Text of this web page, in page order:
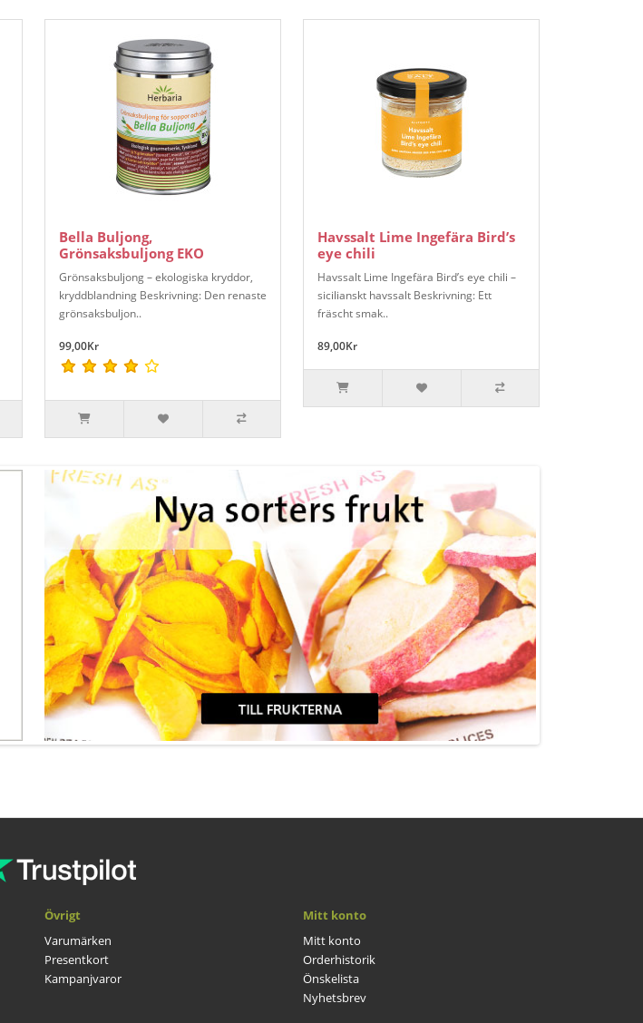
Bella Buljong,
Grönsaksbuljong EKO
Grönsaksbuljong – ekologiska kryddor,
kryddblandning Beskrivning: Den renaste
grönsaksbuljon..
99,00Kr
Havssalt Lime Ingefära Bird’s
eye chili
Havssalt Lime Ingefära Bird’s eye chili –
sicilianskt havssalt Beskrivning: Ett
fräscht smak..
89,00Kr
Övrigt
Varumärken
Presentkort
Kampanjvaror
Mitt konto
Mitt konto
Orderhistorik
Önskelista
Nyhetsbrev